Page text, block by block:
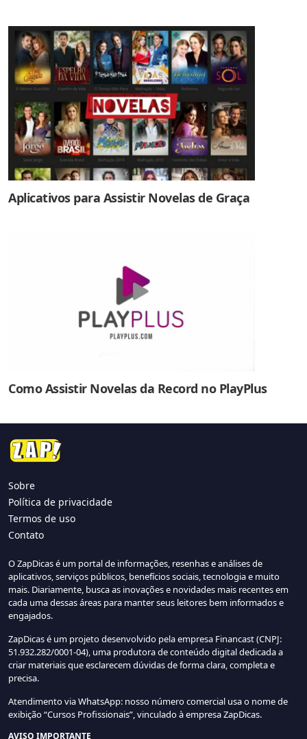
Aplicativos para Assistir Novelas de Graça
Como Assistir Novelas da Record no PlayPlus
Sobre
Política de privacidade
Termos de uso
Contato
O ZapDicas é um portal de informações, resenhas e análises de
aplicativos, serviços públicos, benefícios sociais, tecnologia e muito
mais. Diariamente, busca as inovações e novidades mais recentes em
cada uma dessas áreas para manter seus leitores bem informados e
engajados.
ZapDicas é um projeto desenvolvido pela empresa Financast (CNPJ:
51.932.282/0001-04), uma produtora de conteúdo digital dedicada a
criar materiais que esclarecem dúvidas de forma clara, completa e
precisa.
Atendimento via WhatsApp: nosso número comercial usa o nome de
exibição “Cursos Profissionais”, vinculado à empresa ZapDicas.
AVISO IMPORTANTE